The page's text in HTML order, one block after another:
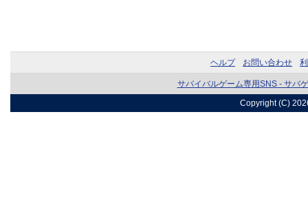
ヘルプ お問い合わせ
サバイバルゲーム専用SNS - サバ
Copyright (C)